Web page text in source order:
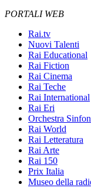
PORTALI WEB
Rai.tv
Nuovi Talenti
Rai Educational
Rai Fiction
Rai Cinema
Rai Teche
Rai International
Rai Eri
Orchestra
Rai World
Rai Letteratura
Rai Arte
Rai 150
Prix Italia
Museo della